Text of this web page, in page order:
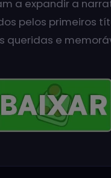
a expandir a
pelos primeiros
queridas e